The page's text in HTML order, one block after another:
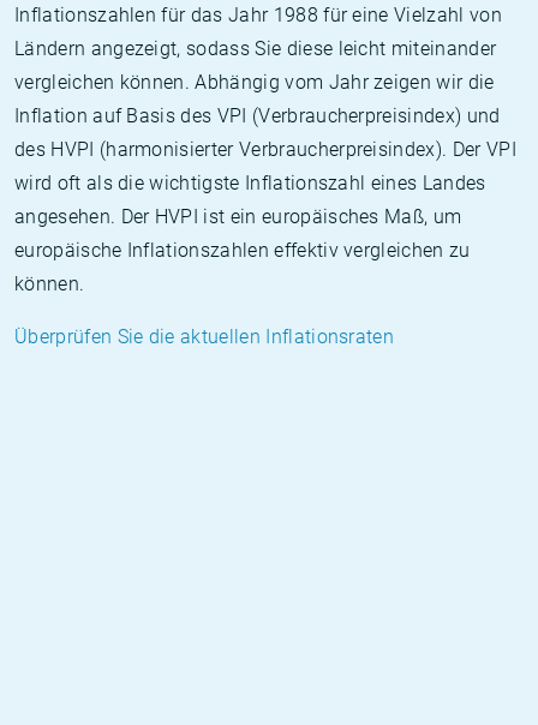
Inflationszahlen für das Jahr 1988 für eine Vielzahl von
Ländern angezeigt, sodass Sie diese leicht miteinander
vergleichen können. Abhängig vom Jahr zeigen wir die
Inflation auf Basis des VPI (Verbraucherpreisindex) und
des HVPI (harmonisierter Verbraucherpreisindex). Der VPI
wird oft als die wichtigste Inflationszahl eines Landes
angesehen. Der HVPI ist ein europäisches Maß, um
europäische Inflationszahlen effektiv vergleichen zu
können.
Überprüfen Sie die aktuellen Inflationsraten